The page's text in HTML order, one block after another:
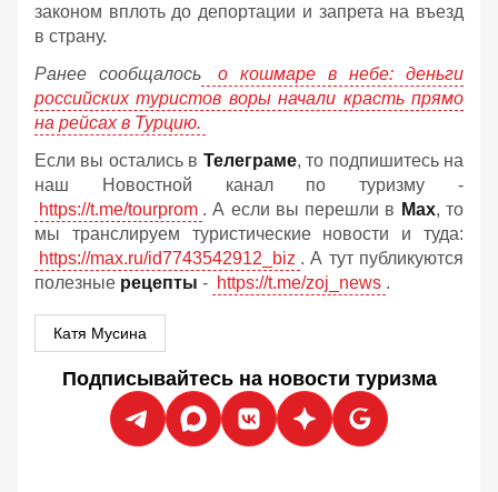
законом вплоть до депортации и запрета на въезд
в страну.
Ранее сообщалось
о кошмаре в небе: деньги
российских туристов воры начали красть прямо
на рейсах в Турцию.
Если вы остались в Телеграме, то подпишитесь на
наш Новостной канал по туризму -
https://t.me/tourprom . А если вы перешли в Мах, то
мы транслируем туристические новости и туда:
https://max.ru/id7743542912_biz . А тут публикуются
полезные рецепты - https://t.me/zoj_news .
Катя Мусина
Подписывайтесь на новости туризма